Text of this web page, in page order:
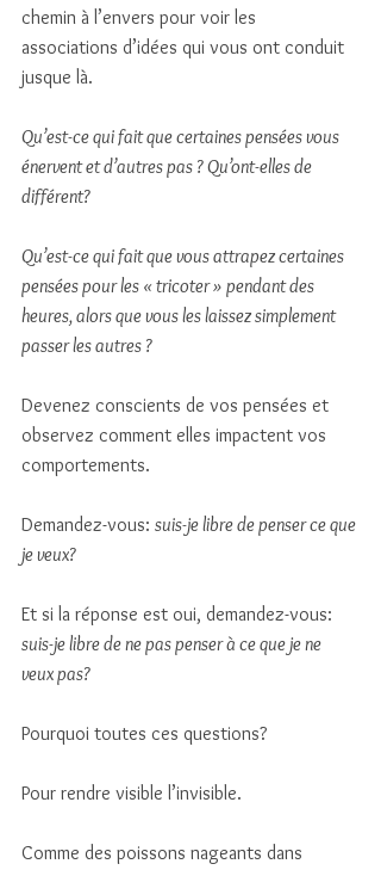
chemin à l’envers pour voir les
associations d’idées qui vous ont conduit
jusque là.
Qu’est-ce qui fait que certaines pensées vous
énervent et d’autres pas ? Qu’ont-elles de
différent?
Qu’est-ce qui fait que vous attrapez certaines
pensées pour les « tricoter » pendant des
heures, alors que vous les laissez simplement
passer les autres ?
Devenez conscients de vos pensées et
observez comment elles impactent vos
comportements.
Demandez-vous: suis-je libre de penser ce que
je veux?
Et si la réponse est oui, demandez-vous:
suis-je libre de ne pas penser à ce que je ne
veux pas?
Pourquoi toutes ces questions?
Pour rendre visible l’invisible.
Comme des poissons nageants dans